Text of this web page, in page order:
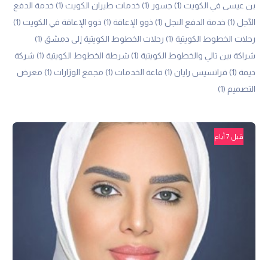
بن عيسى في الكويت (1) جسور (1) خدمات طيران الكويت (1)
خدمة الدفع
الآجل (1) خدمة الدفع الىجل (1) ذوو الإعاقة (1) ذوو الإعاقة في الكويت (1)
رحلات الخطوط الكويتية (1) رحلات الخطوط الكويتية إلى دمشق (1)
شراكة بين تالي والخطوط الكويتية (1) شرطة الخطوط الكويتية (1)
شركة
ديمة (1) فرانسيس رايان (1) قاعة الخدمات (1) مجمع الوزارات (1)
معرض
التصميم (1)
قبل 7 أيام